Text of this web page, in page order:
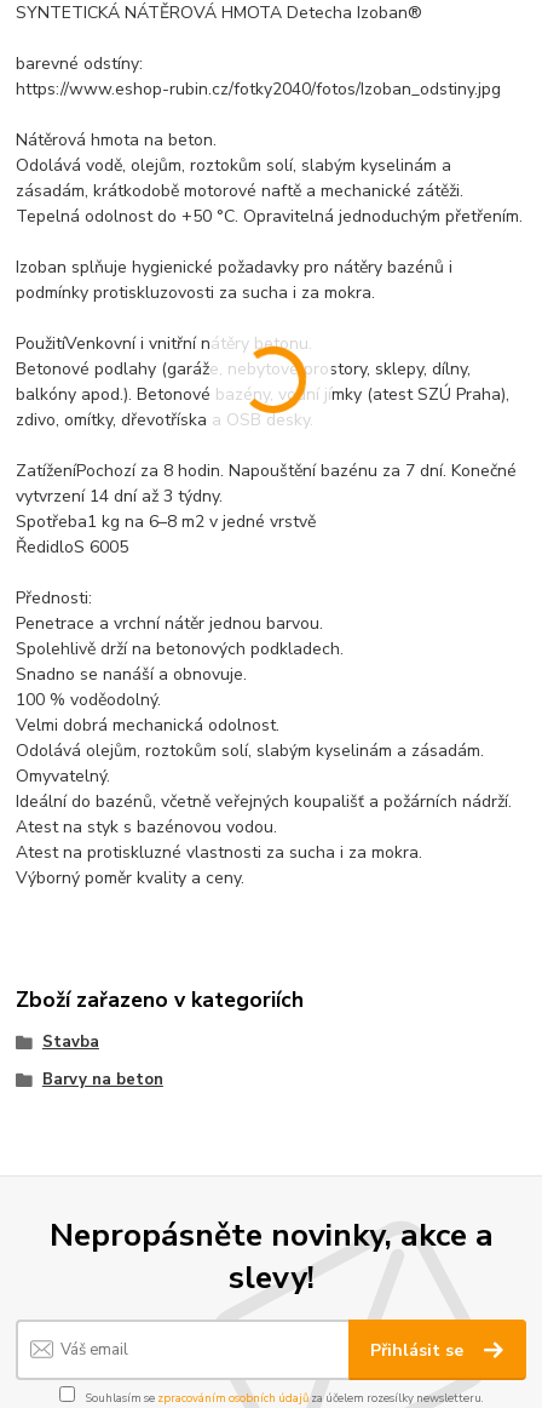
SYNTETICKÁ NÁTĚROVÁ HMOTA Detecha Izoban®
barevné odstíny:
https://www.eshop-rubin.cz/fotky2040/fotos/Izoban_odstiny.jpg
Nátěrová hmota na beton.
Odolává vodě, olejům, roztokům solí, slabým kyselinám a
zásadám, krátkodobě motorové naftě a mechanické zátěži.
Tepelná odolnost do +50 °C. Opravitelná jednoduchým přetřením.
Izoban splňuje hygienické požadavky pro nátěry bazénů i
podmínky protiskluzovosti za sucha i za mokra.
PoužitíVenkovní i vnitřní nátěry betonu.
Betonové podlahy (garáže, nebytové prostory, sklepy, dílny,
balkóny apod.). Betonové bazény, vodní jímky (atest SZÚ Praha),
zdivo, omítky, dřevotříska a OSB desky.
ZatíženíPochozí za 8 hodin. Napouštění bazénu za 7 dní. Konečné
vytvrzení 14 dní až 3 týdny.
Spotřeba1 kg na 6–8 m2 v jedné vrstvě
ŘedidloS 6005
Přednosti:
Penetrace a vrchní nátěr jednou barvou.
Spolehlivě drží na betonových podkladech.
Snadno se nanáší a obnovuje.
100 % voděodolný.
Velmi dobrá mechanická odolnost.
Odolává olejům, roztokům solí, slabým kyselinám a zásadám.
Omyvatelný.
Ideální do bazénů, včetně veřejných koupališť a požárních nádrží.
Atest na styk s bazénovou vodou.
Atest na protiskluzné vlastnosti za sucha i za mokra.
Výborný poměr kvality a ceny.
Zboží zařazeno v kategoriích
Stavba
Barvy na beton
Nepropásněte novinky, akce a
slevy!
Přihlásit se
Souhlasím se zpracováním osobních údajůza účelem rozesílky newsletteru.